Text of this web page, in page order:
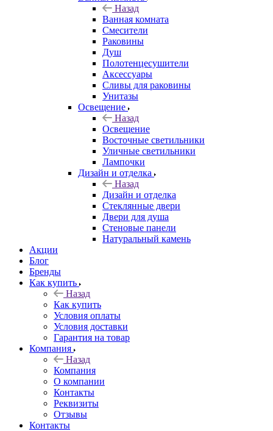
Назад
Ванная комната
Смесители
Раковины
Душ
Полотенцесушители
Аксессуары
Сливы для раковины
Унитазы
Освещение
Назад
Освещение
Восточные светильники
Уличные светильники
Лампочки
Дизайн и отделка
Назад
Дизайн и отделка
Стеклянные двери
Двери для душа
Стеновые панели
Натуральный камень
Акции
Блог
Бренды
Как купить
Назад
Как купить
Условия оплаты
Условия доставки
Гарантия на товар
Компания
Назад
Компания
О компании
Контакты
Реквизиты
Отзывы
Контакты